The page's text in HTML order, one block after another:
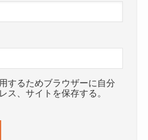
するためブラウザーに自分
ス、サイトを保存する。